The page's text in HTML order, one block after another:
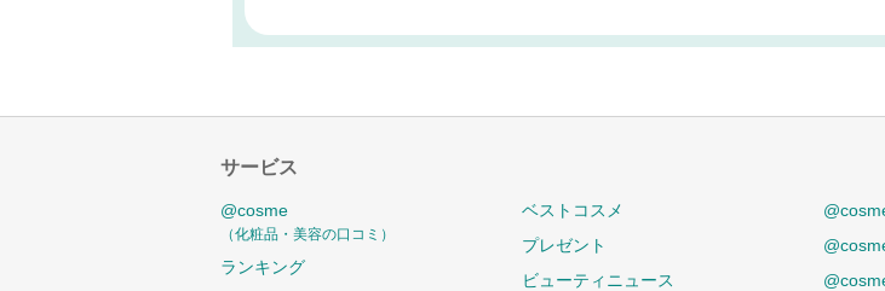
サービス
@cosme
（化粧品・美容の口コミ）
ランキング
ベストコスメ
プレゼント
ビューティニュース